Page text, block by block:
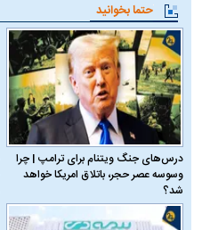
حتما بخوانید
درس‌های جنگ ویتنام برای ترامپ | چرا
وسوسه عصر حجر، باتلاق امریکا خواهد
شد؟